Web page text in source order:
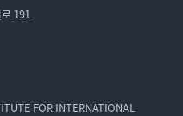
191
FOR INTERNATIONAL